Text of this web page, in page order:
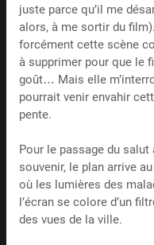
juste parce qu’il me
alors, à me sortir du
forcément cette scène
à supprimer pour que le
goût… Mais elle
pourrait venir envahir
pente.
Pour le passage du salut
souvenir, le plan arrive
où les lumières des
l’écran se colore d’un
des vues de la ville.